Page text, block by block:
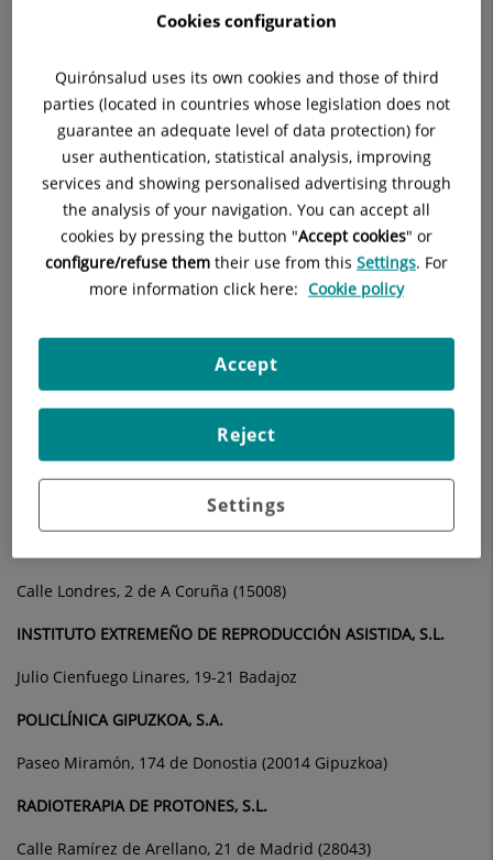
(28015)
FUNDACIÓN QUIRÓNSALUD
Calle Ramírez de Arellano, 21 de Madrid (28043)
FUNDAZIOA POLICLÍNICA GIPUZKOA S.A
Paseo Miramón, 174 de Donostia (20014 Gipuzkoa)
HEALTH DIAGNOSTIC, S.L.U.
Calle Ramírez de Arellano, 21 de Madrid (28043)
HELIOS HEALTHCARE SPAIN, S.L.
Calle Ramírez de Arellano, 21 de Madrid (28043)
IDCQ HOSPITALES Y SANIDAD, S.L.U.
Calle Ramírez de Arellano, 21 de Madrid (28043)
Calle Londres, 2 de A Coruña (15008)
INSTITUTO EXTREMEÑO DE REPRODUCCIÓN ASISTIDA, S.L.
Julio Cienfuego Linares, 19-21 Badajoz
POLICLÍNICA GIPUZKOA, S.A.
Paseo Miramón, 174 de Donostia (20014 Gipuzkoa)
RADIOTERAPIA DE PROTONES, S.L.
Calle Ramírez de Arellano, 21 de Madrid (28043)
Cookies configuration
Quirónsalud uses its own cookies and those of third
parties (located in countries whose legislation does not
guarantee an adequate level of data protection) for
user authentication, statistical analysis, improving
services and showing personalised advertising through
the analysis of your navigation. You can accept all
cookies by pressing the button "Accept cookies" or
configure/refuse them their use from this Settings. For
more information click here: Cookie policy
Settings
Reject
Accept